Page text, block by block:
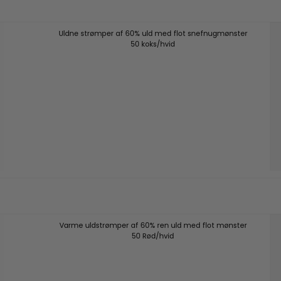
Uldne strømper af 60% uld med flot snefnugmønster
50 koks/hvid
Varme uldstrømper af 60% ren uld med flot mønster
50 Rød/hvid